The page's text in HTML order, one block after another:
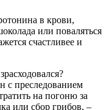
в крови,
или поваляться
счастливее и
с преследованием
на погоню за
или сбор грибов, –